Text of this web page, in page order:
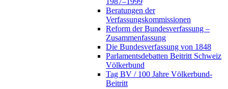
Beratungen der
Verfassungskommissionen
Reform der Bundesverfassung –
Zusammenfassung
Die Bundesverfassung von 1848
Parlamentsdebatten Beitritt Schweiz
Völkerbund
Tag BV / 100 Jahre Völkerbund-
Beitritt